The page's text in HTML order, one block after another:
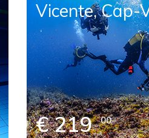
Vicente, Cap-
€ 219 00